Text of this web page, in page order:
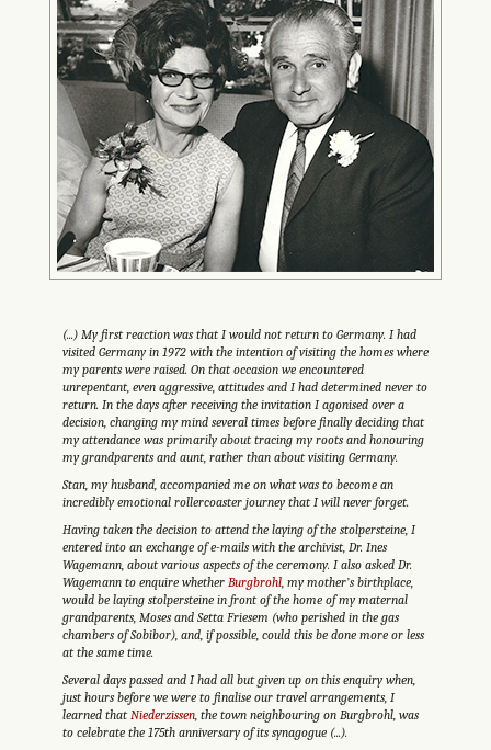
(...) My first reaction was that I would not return to Germany. I had
visited Germany in 1972 with the intention of visiting the homes where
my parents were raised. On that occasion we encountered
unrepentant, even aggressive, attitudes and I had determined never to
return. In the days after receiving the invitation I agonised over a
decision, changing my mind several times before finally deciding that
my attendance was primarily about tracing my roots and honouring
my grandparents and aunt, rather than about visiting Germany.
Stan, my husband, accompanied me on what was to become an
incredibly emotional rollercoaster journey that I will never forget.
Having taken the decision to attend the laying of the stolpersteine, I
entered into an exchange of e-mails with the archivist, Dr. Ines
Wagemann, about various aspects of the ceremony. I also asked Dr.
Wagemann to enquire whether Burgbrohl, my mother’s birthplace,
would be laying stolpersteine in front of the home of my maternal
grandparents, Moses and Setta Friesem (who perished in the gas
chambers of Sobibor), and, if possible, could this be done more or less
at the same time.
Several days passed and I had all but given up on this enquiry when,
just hours before we were to finalise our travel arrangements, I
learned thatNiederzissen, the town neighbouring on Burgbrohl, was
to celebrate the 175th anniversary of its synagogue (...).